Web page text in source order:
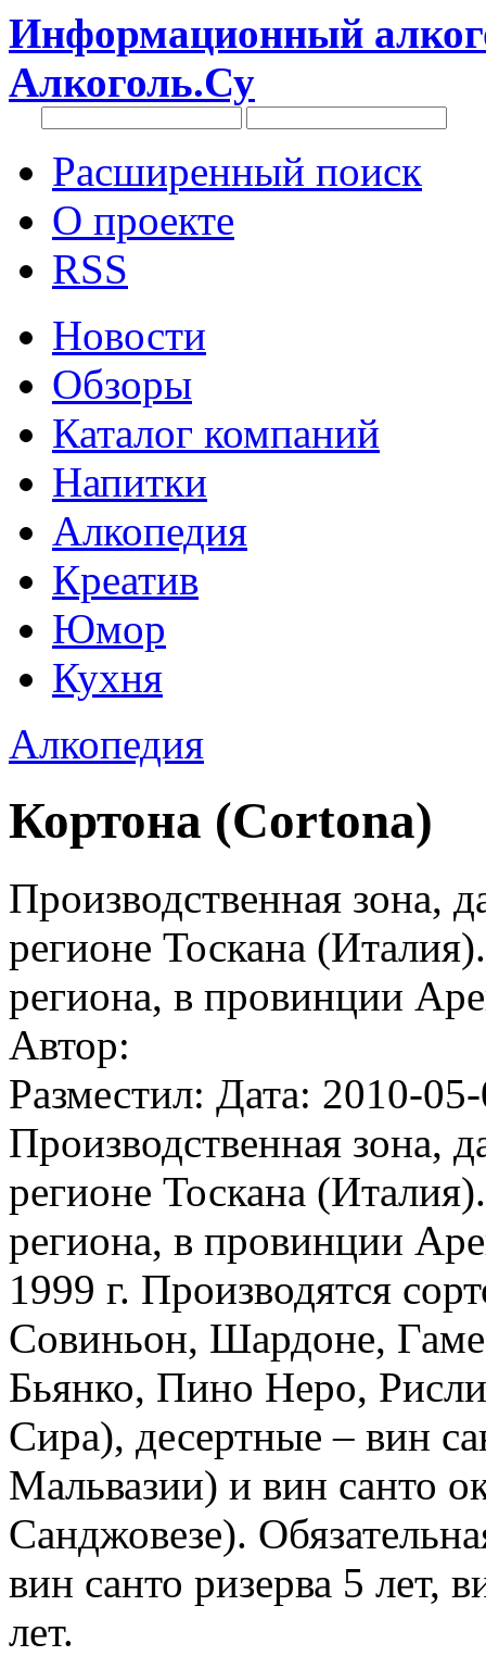
Информационный
Алкоголь.Су
Расширенный поиск
О проекте
RSS
Новости
Обзоры
Каталог компаний
Напитки
Алкопедия
Креатив
Юмор
Кухня
Алкопедия
Кортона (Cortona)
Производственная зона,
регионе Тоскана
региона, в провинции
Автор:
Разместил: Дата: 2010-
Производственная зона,
регионе Тоскана
региона, в провинции
1999 г. Производятся
Совиньон, Шардоне,
Бьянко, Пино Неро,
Сира), десертные – вин
Мальвазии) и вин санто
Санджовезе).
вин санто ризерва 5 лет,
лет.